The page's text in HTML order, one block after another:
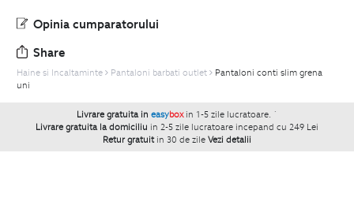
Opinia cumparatorului
Share
Haine si Incaltaminte Pantaloni barbati outlet
Pantaloni conti slim grena
uni
Livrare gratuita in easybox in 1-5 zile lucratoare. `
Livrare gratuita la domiciliu in 2-5 zile lucratoare incepand cu 249 Lei
Retur gratuit in 30 de zile Vezi detalii